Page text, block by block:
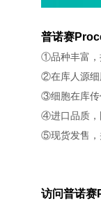
普诺赛
①品种丰富，
②在库人源细
③细胞在库传
④进口品质，
⑤现货发售，
访问普诺赛